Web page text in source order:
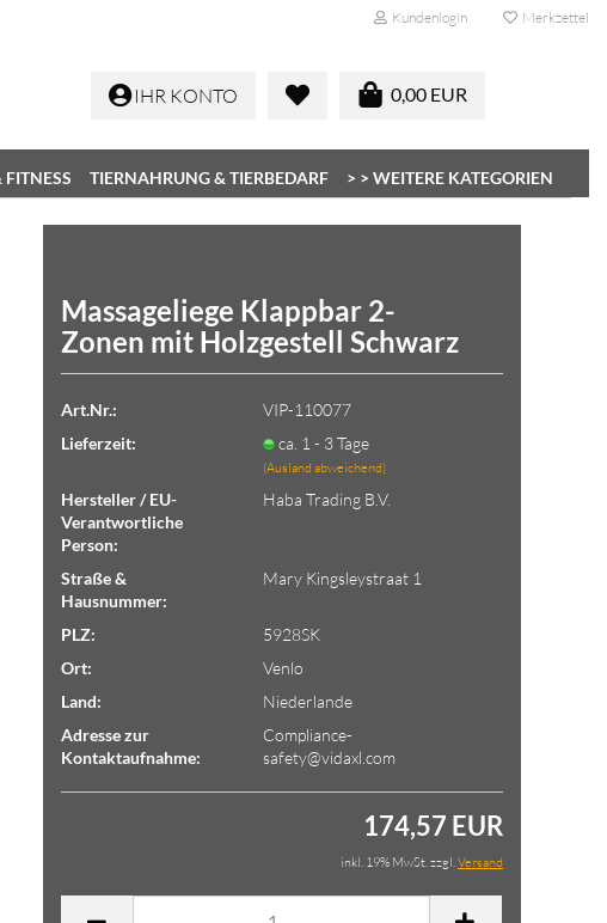
Kundenlogin
Konto erstellen
Merkzettel
0,00 EUR
IHR KONTO
FITNESS TIERNAHRUNG & TIERBEDARF > > WEITERE KATEGORIEN
Massageliege Klappbar 2-
Zonen mit Holzgestell Schwarz
Art.Nr.:
VIP-110077
Lieferzeit:
ca. 1 - 3 Tage
(Ausland abweichend)
Hersteller / EU-
Verantwortliche
Person:
Haba Trading B.V.
Straße &
Hausnummer:
Mary Kingsleystraat 1
PLZ:
5928SK
Ort:
Venlo
Land:
Niederlande
Adresse zur
Kontaktaufnahme:
Compliance-
safety@vidaxl.com
174,57 EUR
inkl. 19% MwSt. zzgl.Versand